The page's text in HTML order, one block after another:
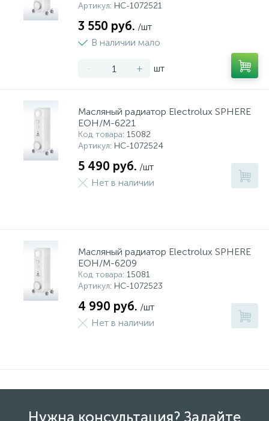
Артикул: НС-1072521
3 550 руб. /шт
В наличии мало
- + шт
Масляный радиатор Electrolux SPHERE
EOH/M-6221
Код товара: 15082
Артикул: НС-1072524
5 490 руб. /шт
Нет в наличии
Масляный радиатор Electrolux SPHERE
EOH/M-6209
Код товара: 15081
Артикул: НС-1072523
4 990 руб. /шт
Нет в наличии
Нужна консультация? Задайте